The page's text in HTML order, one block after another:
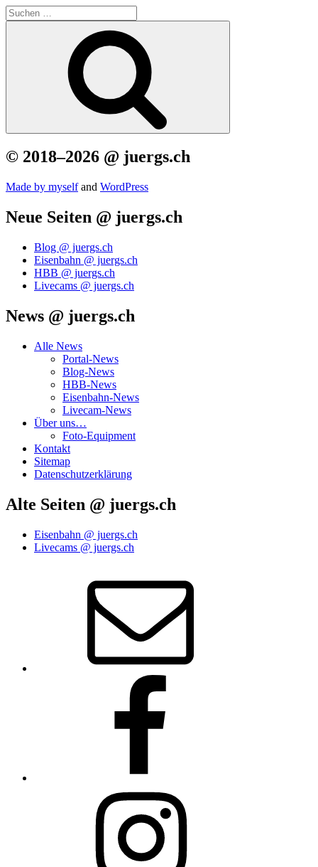
Suchen
nach:
© 2018–2026 @ juergs.ch
Made by mys­elfand Word­Press
Neue Seiten @ juergs.ch
Blog @ juergs.ch
Eisenbahn @ juergs.ch
HBB @ juergs.ch
Livecams @ juergs.ch
News @ juergs.ch
Alle News
Portal-News
Blog-News
HBB-News
Eisenbahn-News
Livecam-News
Über uns…
Foto-Equipment
Kontakt
Sitemap
Datenschutzerklärung
Alte Seiten @ juergs.ch
Eisenbahn @ juergs.ch
Livecams @ juergs.ch